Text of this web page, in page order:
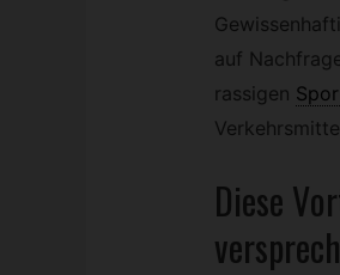
auf
rassigen
Diese